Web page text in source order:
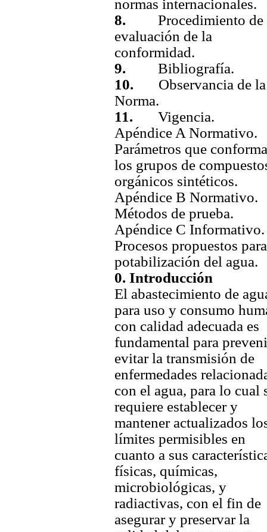
normas internacionales.
8. Procedimiento de
evaluación de la
conformidad.
9.Bibliografía.
10. Observancia de la
Norma.
11.Vigencia.
Apéndice A Normativo.
Parámetros que
los grupos de
orgánicos sintéticos.
Apéndice B Normativo.
Métodos de prueba.
Apéndice C Informativo.
Procesos propuestos
potabilización del agua.
0. Introducción
El abastecimiento de
para uso y consumo
con calidad adecuada es
fundamental para
evitar la transmisión de
enfermedades
con el agua, para lo cual
requiere establecer y
mantener actualizados
límites permisibles en
cuanto a sus
físicas, químicas,
microbiológicas, y
radiactivas, con el fin de
asegurar y preservar la